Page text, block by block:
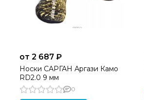
от 2 687 ₽
Носки САРГАН Аргази Камо
RD2.0 9 мм
0